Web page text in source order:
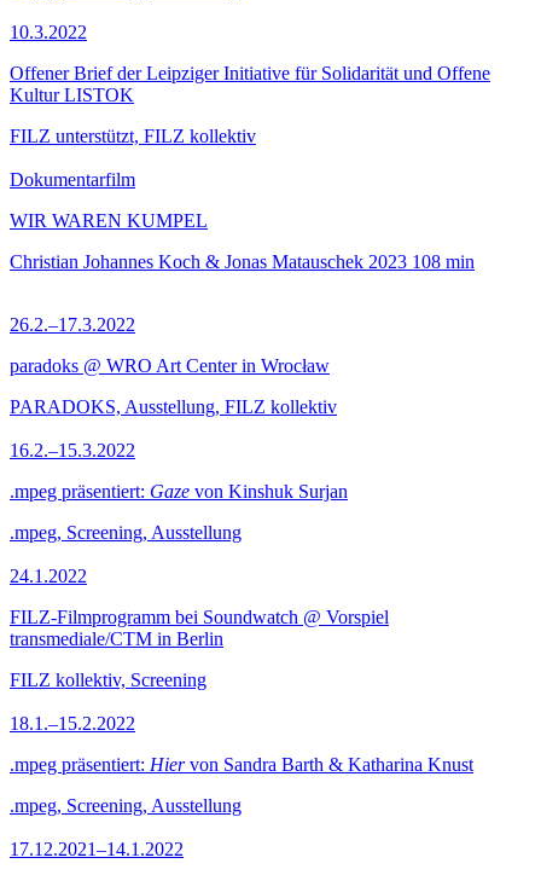
10.3.2022
Offener Brief der Leipziger Initiative für Solidarität und Offene
Kultur LISTOK
FILZ unterstützt, FILZ kollektiv
Dokumentarfilm
WIR WAREN KUMPEL
Christian Johannes Koch & Jonas Matauschek 2023 108 min
26.2.–17.3.2022
paradoks @ WRO Art Center in Wrocław
PARADOKS, Ausstellung, FILZ kollektiv
16.2.–15.3.2022
.mpeg präsentiert: Gaze von Kinshuk Surjan
.mpeg, Screening, Ausstellung
24.1.2022
FILZ-Filmprogramm bei Soundwatch @ Vorspiel
transmediale/CTM in Berlin
FILZ kollektiv, Screening
18.1.–15.2.2022
.mpeg präsentiert: Hiervon Sandra Barth & Katharina Knust
.mpeg, Screening, Ausstellung
17.12.2021–14.1.2022